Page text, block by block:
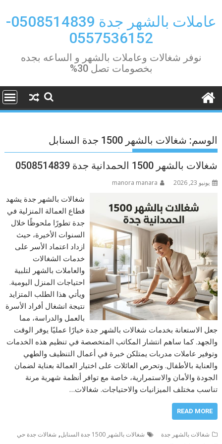
content
عاملات بالشهر جدة 0508514839-
0557536152
نوفر شغالات وعاملات بالشهر و الساعه بجده
بخصومات تصل 30%
الوسم: شغالات بالشهر 1500 جدة السنابل
شغالات بالشهر 1500 الحمدانية جدة 0508514839
يونيو 23, 2026 manora manara
شغالات بالشهر جدة يشهد
قطاع العمالة المنزلية في
جدة تطورًا ملحوظًا خلال
السنوات الأخيرة، حيث
ازداد اعتماد الأسر على
خدمات الشغالات
والعاملات بالشهر لتلبية
احتياجات المنزل اليومية.
ويأتي هذا الطلب المتزايد
نتيجة انشغال أفراد الأسرة
بالعمل والدراسة، مما
جعل الاستعانة بخدمات شغالات بالشهر جدة خيارًا عمليًا يوفر الوقت
والجهد. كما ساهم انتشار المكاتب المتخصصة في تنظيم هذه الخدمات
وتوفير عاملات مدربات يمتلكن خبرة في أعمال التنظيف والطهي
والعناية بالأطفال. وتحرص العائلات على اختيار العمالة بعناية لضمان
الجودة والأمان والاستمرارية، خاصة مع توافر أنظمة شهرية مرنة
تناسب مختلف الميزانيات والاحتياجات. شغالات…
READ MORE
شغالات بالشهر جدة شغالات بالشهر 1500 جدة السنابل , شغالات جدة حي